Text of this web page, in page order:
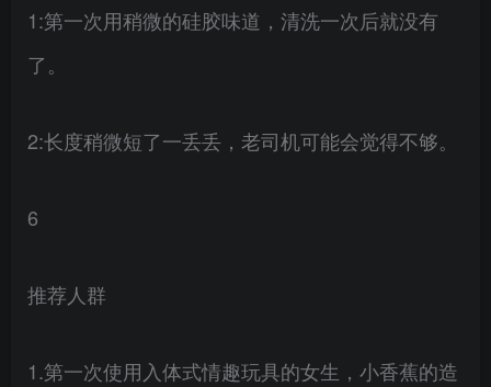
1:第一次用稍微的硅胶味道，清洗一次后就没有
了。
2:长度稍微短了一丢丢，老司机可能会觉得不够。
6
推荐人群
1.第一次使用入体式情趣玩具的女生，小香蕉的造